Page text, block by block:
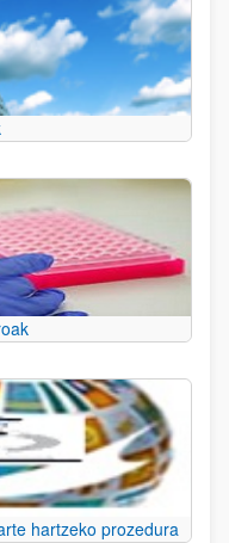
hartzeko prozedura